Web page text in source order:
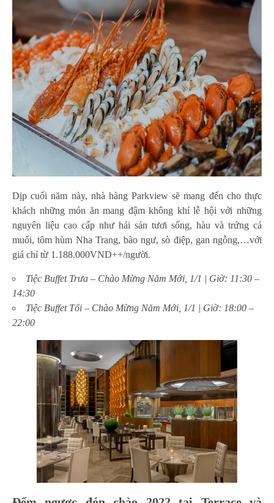
Dịp cuối năm này, nhà hàng Parkview sẽ mang đến cho thực
khách những món ăn mang đậm không khí lễ hội với những
nguyên liệu cao cấp như hải sản tươi sống, hàu và trứng cá
muối, tôm hùm Nha Trang, bào ngư, sò điệp, gan ngỗng,…với
giá chỉ từ 1.188.000VND++/người.
Tiệc Buffet Trưa – Chào Mừng Năm Mới, 1/1 | Giờ: 11:30 –
14:30
Tiệc Buffet Tối – Chào Mừng Năm Mới, 1/1 | Giờ: 18:00 –
22:00